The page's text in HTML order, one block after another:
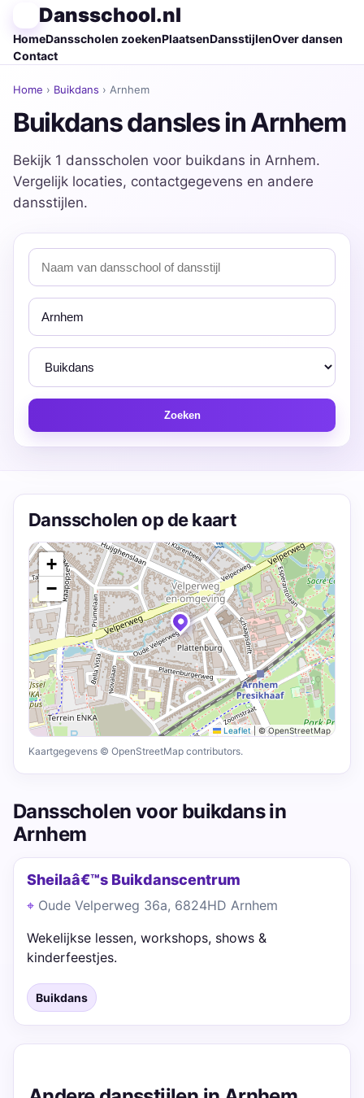
Dansschool.nl
HomeDansscholen zoekenPlaatsenDansstijlenOver dansen
Contact
Home › Buikdans › Arnhem
Buikdans dansles in Arnhem
Bekijk 1 dansscholen voor buikdans in Arnhem.
Vergelijk locaties, contactgegevens en andere
dansstijlen.
Zoeken
Dansscholen op de kaart
+
−
Leaflet | © OpenStreetMap
Kaartgegevens © OpenStreetMap contributors.
Dansscholen voor buikdans in
Arnhem
Sheilaâ€™s Buikdanscentrum
Oude Velperweg 36a, 6824HD Arnhem
Wekelijkse lessen, workshops, shows &
kinderfeestjes.
Buikdans